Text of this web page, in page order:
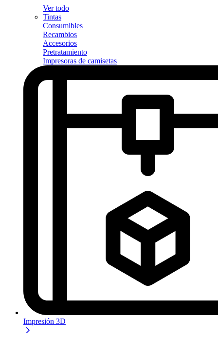
Ver todo
Tintas
Consumibles
Recambios
Accesorios
Pretratamiento
Impresoras de camisetas
Impresión 3D